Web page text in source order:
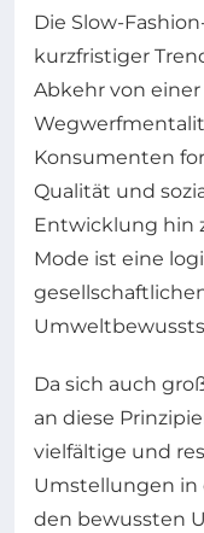
Die Slow-
kurzfristiger
Abkehr von
Konsumenten
Qualität und
Entwicklung hin
Mode ist eine
Da sich auch
an diese
vielfältige und
Umstellungen in
den bewussten